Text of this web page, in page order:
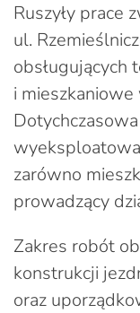
Ruszyły prace
ul.
obsługujących
i
zarówno
prowadzący
Zakres robót
konstrukcji
oraz